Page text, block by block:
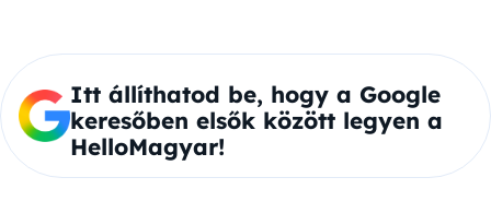
Itt állíthatod be, hogy a Google
keresőben elsők között legyen a
HelloMagyar!